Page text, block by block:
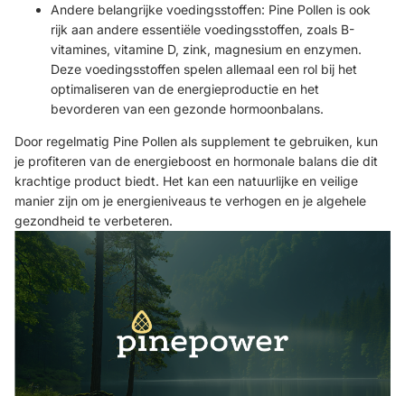
Andere belangrijke voedingsstoffen: Pine Pollen is ook
rijk aan andere essentiële voedingsstoffen, zoals B-
vitamines, vitamine D, zink, magnesium en enzymen.
Deze voedingsstoffen spelen allemaal een rol bij het
optimaliseren van de energieproductie en het
bevorderen van een gezonde hormoonbalans.
Door regelmatig Pine Pollen als supplement te gebruiken, kun
je profiteren van de energieboost en hormonale balans die dit
krachtige product biedt. Het kan een natuurlijke en veilige
manier zijn om je energieniveaus te verhogen en je algehele
gezondheid te verbeteren.